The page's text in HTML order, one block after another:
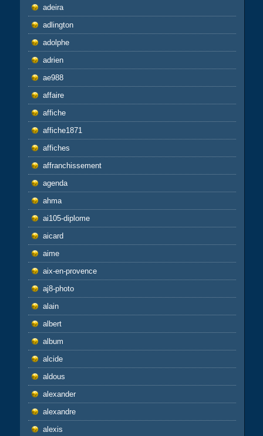
adeira
adlington
adolphe
adrien
ae988
affaire
affiche
affiche1871
affiches
affranchissement
agenda
ahma
ai105-diplome
aicard
aime
aix-en-provence
aj8-photo
alain
albert
album
alcide
aldous
alexander
alexandre
alexis